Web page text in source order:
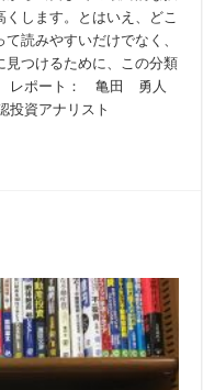
します。とはいえ、どこ
読みやすいだけでなく、
見つけるために、この分類
レポート： 亀田 勇人
投資アナリスト